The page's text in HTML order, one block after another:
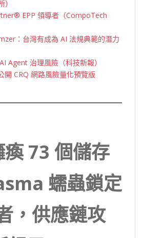
EPP 領導者（CompoTech
：台灣有成為 AI 法規典範的潛力
Agent 治理風險（科技新報）
開 CRQ 網路風險量化預覽版
73 個儲存
蠕蟲鎖定
，供應鏈攻